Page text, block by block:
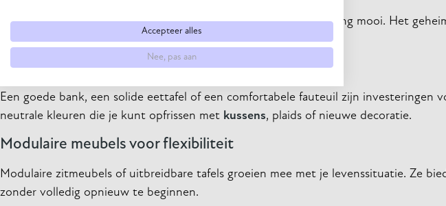
Trends komen en gaan, maar slimme meubelkeuzes blijven jarenlang mooi. Het
die je kunt updaten met trendgevoelige accessoires.
Investeren in kwaliteitsstukken
Een goede bank, een solide eettafel of een comfortabele fauteuil zijn investeringen
neutrale kleuren die je kunt opfrissen met kussens, plaids of nieuwe decoratie.
Modulaire meubels voor flexibiliteit
Modulaire zitmeubels of uitbreidbare tafels groeien mee met je levenssituatie. Ze
zonder volledig opnieuw te beginnen.
Accepteer alles
Nee, pas aan